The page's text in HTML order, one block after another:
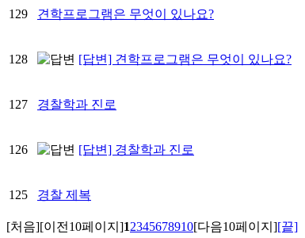
129 견학프로그램은 무엇이 있나요?
128 [답변] 견학프로그램은 무엇이 있나요?
127 경찰학과 진로
126 [답변] 경찰학과 진로
125 경찰 제복
[처음][이전10페이지]12345678910[다음10페이지][끝]